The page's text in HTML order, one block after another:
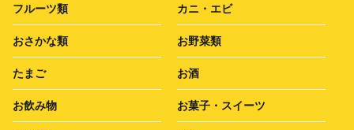
フルーツ類 カニ・エビ
おさかな類 お野菜類
たまご お酒
お飲み物 お菓子・スイーツ